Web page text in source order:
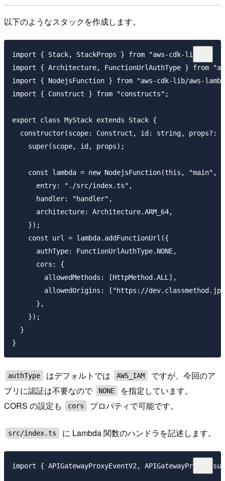
以下のようなスタックを作成します。
import { Stack, StackProps } from "aws-cdk-lib";
import { Architecture, FunctionUrlAuthType } from
import { NodejsFunction } from "aws-cdk-lib/aws-
import { Construct } from "constructs";
export class MyStack extends Stack {
constructor(scope: Construct, id: string, props?:
    super(scope, id, props);
    const lambda = new NodejsFunction(this, "main", {
      entry: "./src/index.ts",
      handler: "handler",
      architecture: Architecture.ARM_64,
    });
    const url = lambda.addFunctionUrl({
      authType: FunctionUrlAuthType.NONE,
      cors: {
        allowedMethods: [HttpMethod.ALL],
allowedOrigins: ["https://
      },
    });
  }
authType はデフォルトでは AWS_IAM
ですが、今回のア
プリに認証は不要なので
NONE
を指定しています。
CORS の設定も
cors プロパティで可能です。
src/index.ts に Lambda 関数のハンドラを記述します。
import { APIGatewayProxyEventV2,